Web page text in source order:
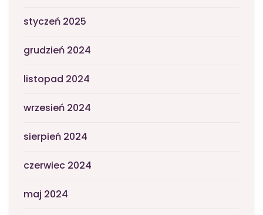
styczeń 2025
grudzień 2024
listopad 2024
wrzesień 2024
sierpień 2024
czerwiec 2024
maj 2024